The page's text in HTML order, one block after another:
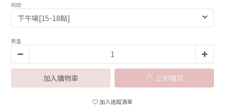
時間
數量
加入購物車 立即購買
加入追蹤清單